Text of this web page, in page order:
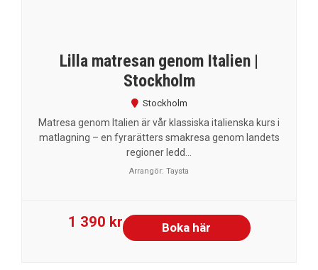
Lilla matresan genom Italien |
Stockholm
Stockholm
Matresa genom Italien är vår klassiska italienska kurs i
matlagning – en fyrarätters smakresa genom landets
regioner ledd...
Arrangör: Taysta
1 390 kr Boka här